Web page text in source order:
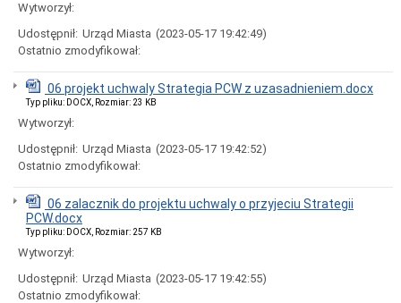
obrad
sesji
Imienne
wykazy
głosowań
Harmonogram
prac
Rady
Rada
Miejska
2018-
2023
Rada
Miejska
2014-
Wytworzył:
Udostępnił: Urząd Miasta (2023-05-17 19:42:49)
Ostatnio zmodyfikował:
06 projekt uchwaly Strategia PCW z uzasadnieniem.docx
Typ pliku: DOCX, Rozmiar: 23 KB
Wytworzył:
Udostępnił: Urząd Miasta (2023-05-17 19:42:52)
Ostatnio zmodyfikował:
06 zalacznik do projektu uchwaly o przyjeciu Strategii
PCW.docx
Typ pliku: DOCX, Rozmiar: 257 KB
Wytworzył:
Udostępnił: Urząd Miasta (2023-05-17 19:42:55)
Ostatnio zmodyfikował: